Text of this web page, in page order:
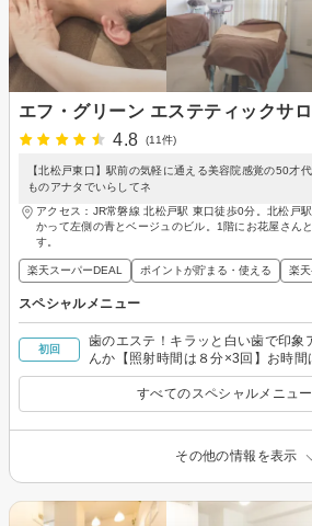
エフ・グリーン エステティックサ
4.8
(11件)
【北松戸東口】駅前の気軽に通える美容院感覚の50才
ものアナタでいらしてネ
アクセス：JR常磐線 北松戸駅 東口徒歩0分。北松戸
かって左側の青とベージュのビル。1階にお花屋さん
す。
楽天スーパーDEAL ポイントが貯まる・使える 楽
スペシャルメニュー
初回
歯のエステ！キラッと白い歯で印象
んか【照射時間は８分×3回】お時間
性限定》
すべてのスペシャルメニュ
その他の情報を表示